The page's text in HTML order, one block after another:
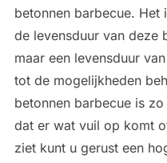
betonnen barbecue.
de levensduur van deze
maar een levensduur
tot de mogelijkheden
betonnen barbecue is
dat er wat vuil op komt
ziet kunt u gerust een